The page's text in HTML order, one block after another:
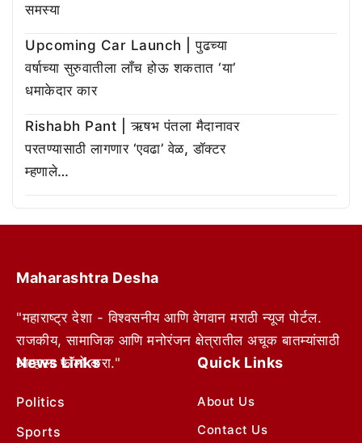
समस्या
Upcoming Car Launch | पुढच्या
वर्षाच्या सुरुवातीला लाँच होऊ शकतात ‘या’
धमाकेदार कार
Rishabh Pant | ऋषभ पंतला मैदानावर
परतण्यासाठी लागणार ‘एवढा’ वेळ, डॉक्टर
म्हणाले…
Maharashtra Desha
"महाराष्ट्र देशा - विश्वसनीय आणि वेगवान मराठी न्यूज पोर्टल.
राजकीय, सामाजिक आणि मनोरंजन क्षेत्रातील अचूक बातम्यांसाठी
आम्हाला फॉलो करा."
News Links
Politics
Sports
Quick Links
About Us
Contact Us